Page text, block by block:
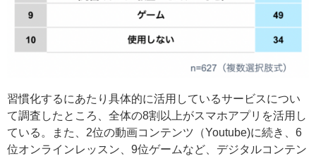
習慣化するにあたり具体的に活用しているサービスについ
て調査したところ、全体の8割以上がスマホアプリを活用し
ている。また、2位の動画コンテンツ（Youtube)に続き、6
位オンラインレッスン、9位ゲームなど、デジタルコンテン